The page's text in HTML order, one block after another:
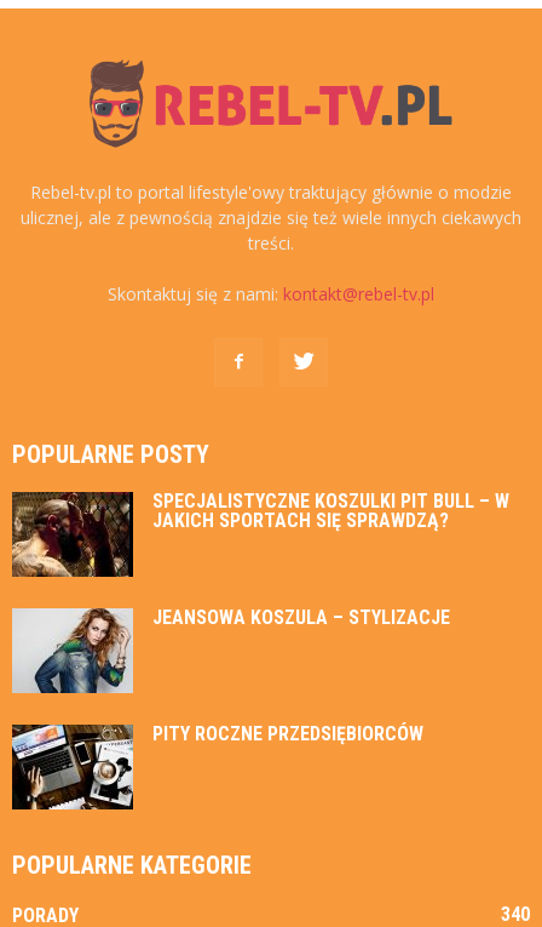
Rebel-tv.pl to portal lifestyle'owy traktujący głównie o modzie
ulicznej, ale z pewnością znajdzie się też wiele innych ciekawych
treści.
Skontaktuj się z nami: kontakt@rebel-tv.pl
POPULARNE POSTY
SPECJALISTYCZNE KOSZULKI PIT BULL – W
JAKICH SPORTACH SIĘ SPRAWDZĄ?
JEANSOWA KOSZULA – STYLIZACJE
PITY ROCZNE PRZEDSIĘBIORCÓW
POPULARNE KATEGORIE
PORADY 340